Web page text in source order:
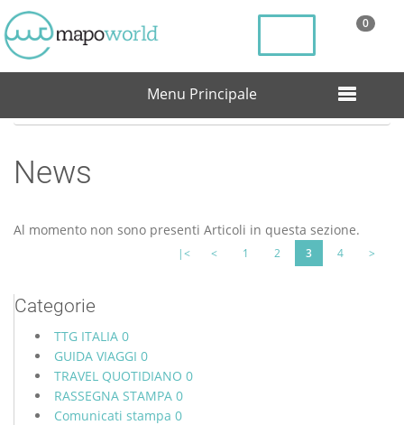
0
Menu Principale
News
Al momento non sono presenti Articoli in questa sezione.
|< < 1 2 3 4 >
Categorie
TTG ITALIA 0
GUIDA VIAGGI 0
TRAVEL QUOTIDIANO 0
RASSEGNA STAMPA 0
Comunicati stampa 0